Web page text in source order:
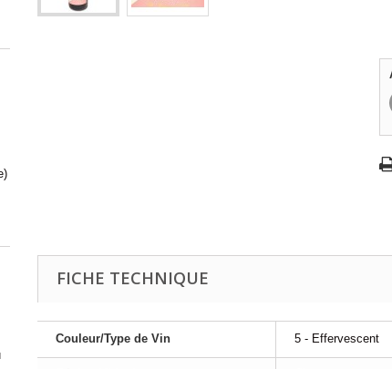
FICHE TECHNIQUE
Couleur/Type de Vin 5 - Effervescent